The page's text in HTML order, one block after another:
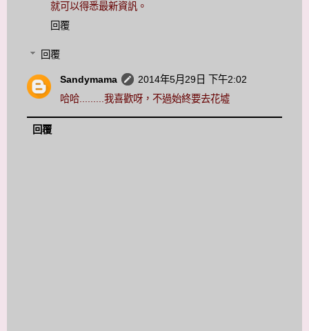
就可以得悉最新資訉。
回覆
回覆
Sandymama
2014年5月29日 下午2:02
哈哈.........我喜歡呀，不過始終要去花墟
回覆